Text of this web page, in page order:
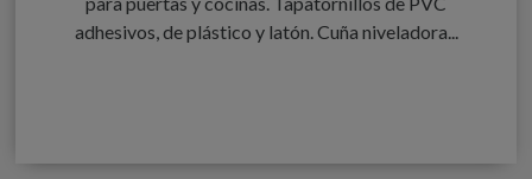
adhesivos, de plástico y latón. Cuña niveladora...